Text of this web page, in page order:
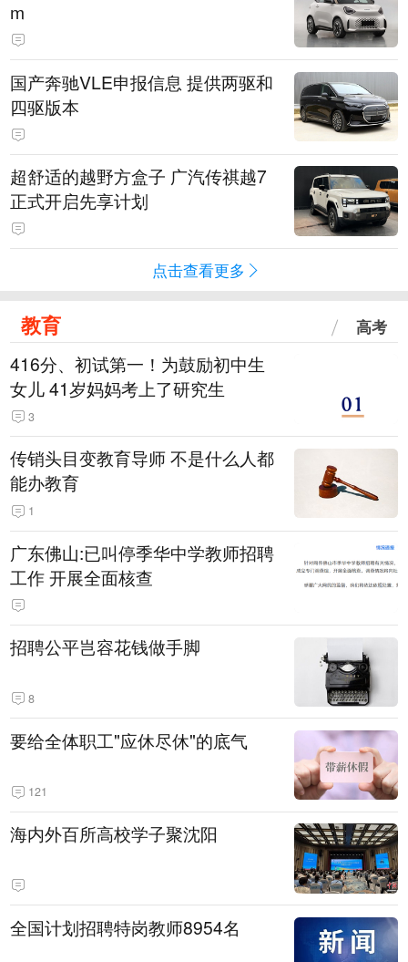
m
国产奔驰VLE申报信息 提供两驱和
四驱版本
超舒适的越野方盒子 广汽传祺越7
正式开启先享计划
点击查看更多
教育 高考
416分、初试第一！为鼓励初中生
女儿 41岁妈妈考上了研究生
3
传销头目变教育导师 不是什么人都
能办教育
1
广东佛山:已叫停季华中学教师招聘
工作 开展全面核查
招聘公平岂容花钱做手脚
8
要给全体职工"应休尽休"的底气
121
海内外百所高校学子聚沈阳
全国计划招聘特岗教师8954名